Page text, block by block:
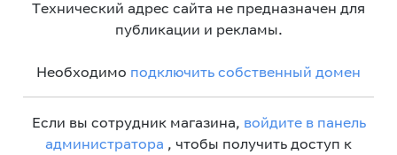
Технический адрес сайта не предназначен для
публикации и рекламы.
Необходимо подключить собственный домен
Если вы сотрудник магазина, войдите в панель
администратора , чтобы получить доступ к